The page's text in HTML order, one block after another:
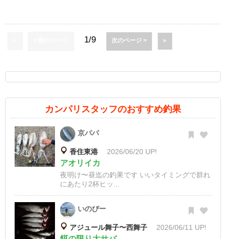
1/9 次のページ > »
カンパリスタッフのおすすめ釣果
京パパ
香住東港 2026/06/20 UP!
アオリイカ
夜明け〜昼迄の釣果です いいタイミングで群れ
にあたり2杯ヒッ...
いのぴー
アジュール舞子〜西舞子 2026/06/11 UP!